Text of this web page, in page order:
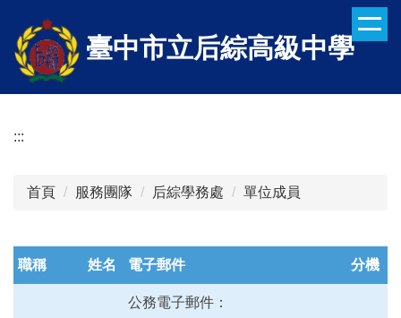
到
主
區
臺中市立后綜高級中學
:::
首頁 服務團隊 后綜學務處 單位成員
職稱 姓名 電子郵件 分機
公務電子郵件：